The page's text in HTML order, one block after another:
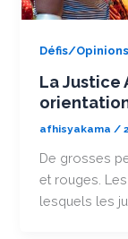
Défis/Opinions
La Justice
afhisyakama/
De grosses
et rouges.
lesquels les